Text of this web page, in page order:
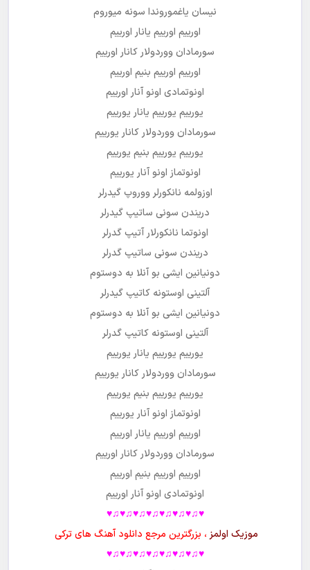
نیسان یاغموروندا سونه میوروم
اورییم اورییم یانار اورییم
سورمادان ووردولار کانار اورییم
اورییم اورییم بنیم اورییم
اونوتمادی اونو آنار اورییم
یورییم یورییم یانار یورییم
سورمادان ووردولار کانار یورییم
یورییم یورییم بنیم یورییم
اونوتماز اونو آنار یورییم
اوزولمه نانکورلر ووروپ گیدرلر
دریندن سونی ساتیپ گیدرلر
اونوتما نانکورلار آتیپ گدرلر
دریندن سونی ساتیپ گدرلر
دونیانین ایشی بو آنلا به دوستوم
آلتینی اوستونه کاتیپ گیدرلر
دونیانین ایشی بو آنلا به دوستوم
آلتینی اوستونه کاتیپ گدرلر
یورییم یورییم یانار یورییم
سورمادان ووردولار کانار یورییم
یورییم یورییم بنیم یورییم
اونوتماز اونو آنار یورییم
اورییم اورییم یانار اورییم
سورمادان ووردولار کانار اورییم
اورییم اورییم بنیم اورییم
اونوتمادی اونو آنار اورییم
♥♫♥♫♥♫♥♫♥♫♥♫♥♫♥
موزیک اولمز ، بزرگترین مرجع دانلود آهنگ های ترکی
♥♫♥♫♥♫♥♫♥♫♥♫♥♫♥